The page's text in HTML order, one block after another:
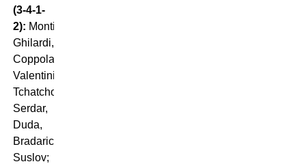
(3-4-1-
2): Montipò;
Ghilardi,
Coppola,
Valentini;
Tchatchoua,
Serdar,
Duda,
Bradaric;
Suslov;